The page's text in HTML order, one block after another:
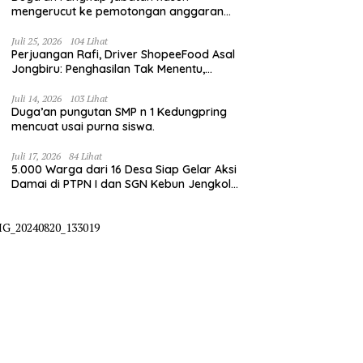
mengerucut ke pemotongan anggaran
Juli 25, 2026 104 Lihat
Perjuangan Rafi, Driver ShopeeFood Asal
Jongbiru: Penghasilan Tak Menentu,
Juli 14, 2026 103 Lihat
Duga’an pungutan SMP n 1 Kedungpring
mencuat usai purna siswa.
Juli 17, 2026 84 Lihat
5.000 Warga dari 16 Desa Siap Gelar Aksi
Damai di PTPN I dan SGN Kebun Jengkol,